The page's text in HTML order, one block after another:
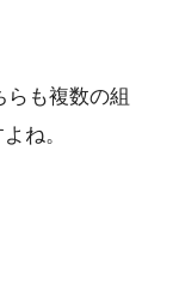
らも複数の組
ね。